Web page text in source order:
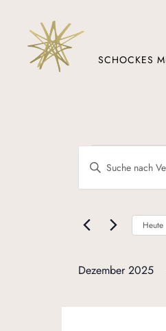
springen
SCHOCKES
Suche
und
Navigation
Bitte
Schlüsselwort
eingeben.
nach
Veranstaltungen
Heute
Dezember 2025